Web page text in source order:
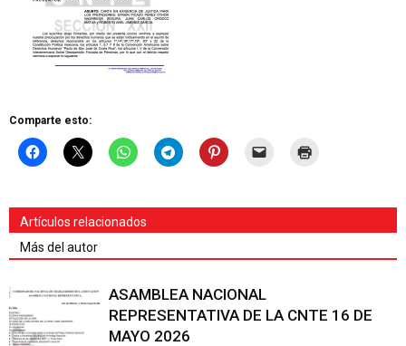
Comparte esto:
Artículos relacionados
Más del autor
ASAMBLEA NACIONAL
REPRESENTATIVA DE LA CNTE 16 DE
MAYO 2026